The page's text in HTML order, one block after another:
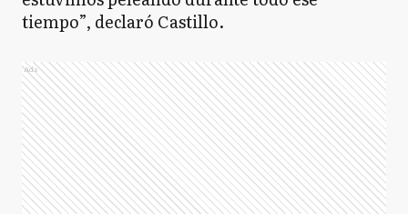
tiempo”, declaró Castillo.
Ads